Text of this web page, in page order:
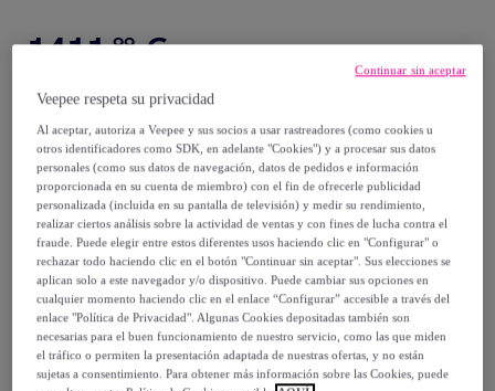
1411,99 €
2567,00 €
-44
Vendido porAngel Cerda
Entrega
Envío gratis
Veepee respeta su privacidad
Al aceptar, autoriza a Veepee y sus socios a usar rastreadores (como cookies u
otros identificadores como SDK, en adelante "Cookies") y a procesar sus datos
personales (como sus datos de navegación, datos de pedidos e información
proporcionada en su cuenta de miembro) con el fin de ofrecerle publicidad
personalizada (incluida en su pantalla de televisión) y medir su rendimiento,
realizar ciertos análisis sobre la actividad de ventas y con fines de lucha contra el
fraude. Puede elegir entre estos diferentes usos haciendo clic en "Configurar" o
rechazar todo haciendo clic en el botón "Continuar sin aceptar". Sus elecciones se
aplican solo a este navegador y/o dispositivo. Puede cambiar sus opciones en
cualquier momento haciendo clic en el enlace “Configurar” accesible a través del
enlace "Política de Privacidad". Algunas Cookies depositadas también son
necesarias para el buen funcionamiento de nuestro servicio, como las que miden
el tráfico o permiten la presentación adaptada de nuestras ofertas, y no están
sujetas a consentimiento. Para obtener más información sobre las Cookies, puede
Continuar sin aceptar